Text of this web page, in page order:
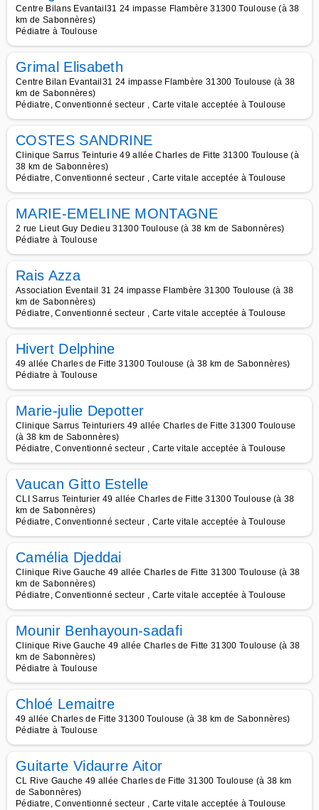
Centre Bilans Evantail31 24 impasse Flambère 31300 Toulouse (à 38
km de Sabonnères)
Pédiatre à Toulouse
Grimal Elisabeth
Centre Bilan Evantail31 24 impasse Flambère 31300 Toulouse (à 38
km de Sabonnères)
Pédiatre, Conventionné secteur , Carte vitale acceptée à Toulouse
COSTES SANDRINE
Clinique Sarrus Teinturie 49 allée Charles de Fitte 31300 Toulouse (à
38 km de Sabonnères)
Pédiatre, Conventionné secteur , Carte vitale acceptée à Toulouse
MARIE-EMELINE MONTAGNE
2 rue Lieut Guy Dedieu 31300 Toulouse (à 38 km de Sabonnères)
Pédiatre à Toulouse
Rais Azza
Association Eventail 31 24 impasse Flambère 31300 Toulouse (à 38
km de Sabonnères)
Pédiatre, Conventionné secteur , Carte vitale acceptée à Toulouse
Hivert Delphine
49 allée Charles de Fitte 31300 Toulouse (à 38 km de Sabonnères)
Pédiatre à Toulouse
Marie-julie Depotter
Clinique Sarrus Teinturiers 49 allée Charles de Fitte 31300 Toulouse
(à 38 km de Sabonnères)
Pédiatre, Conventionné secteur , Carte vitale acceptée à Toulouse
Vaucan Gitto Estelle
CLI Sarrus Teinturier 49 allée Charles de Fitte 31300 Toulouse (à 38
km de Sabonnères)
Pédiatre, Conventionné secteur , Carte vitale acceptée à Toulouse
Camélia Djeddai
Clinique Rive Gauche 49 allée Charles de Fitte 31300 Toulouse (à 38
km de Sabonnères)
Pédiatre, Conventionné secteur , Carte vitale acceptée à Toulouse
Mounir Benhayoun-sadafi
Clinique Rive Gauche 49 allée Charles de Fitte 31300 Toulouse (à 38
km de Sabonnères)
Pédiatre à Toulouse
Chloé Lemaitre
49 allée Charles de Fitte 31300 Toulouse (à 38 km de Sabonnères)
Pédiatre à Toulouse
Guitarte Vidaurre Aitor
CL Rive Gauche 49 allée Charles de Fitte 31300 Toulouse (à 38 km
de Sabonnères)
Pédiatre, Conventionné secteur , Carte vitale acceptée à Toulouse